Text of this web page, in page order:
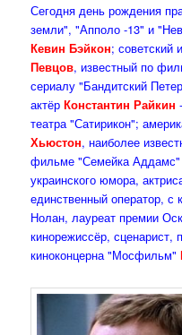
Сегодня день рождения
земли", "Апполо -13" и
Кевин Бэйкон; советский
Певцов, известный по
сериалу "Бандитский
актёр Константин Райкин
театра "Сатирикон";
Хьюстон, наиболее
фильме "Семейка Аддамс"
украинского юмора,
единственный оператор,
Нолан, лауреат премии
кинорежиссёр, сценарист,
киноконцерна "Мосфильм"